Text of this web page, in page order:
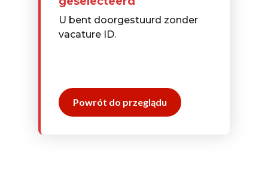
U bent doorgestuurd zonder
vacature ID.
Powrót do przeglądu